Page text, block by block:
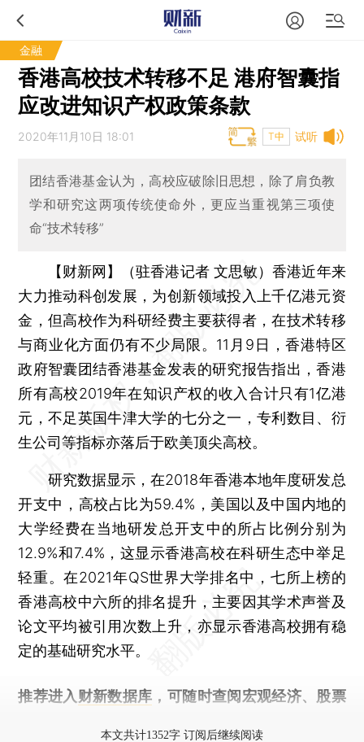
金融
香港高校技术转移不足 港府智囊指
应改进知识产权政策条款
试听
2020年11月10日 18:01 T中
团结香港基金认为，高校应破除旧思想，除了肩负教
学和研究这两项传统使命外，更应当重视第三项使
命“技术转移”
【财新网】（驻香港记者 文思敏）香港近年来
大力推动科创发展，为创新领域投入上千亿港元资
金，但高校作为科研经费主要获得者，在技术转移
与商业化方面仍有不少局限。11月9日，香港特区
政府智囊团结香港基金发表的研究报告指出，香港
所有高校2019年在知识产权的收入合计只有1亿港
元，不足英国牛津大学的七分之一，专利数目、衍
生公司等指标亦落后于欧美顶尖高校。
研究数据显示，在2018年香港本地年度研发总
开支中，高校占比为59.4%，美国以及中国内地的
大学经费在当地研发总开支中的所占比例分别为
12.9%和7.4%，这显示香港高校在科研生态中举足
轻重。在2021年QS世界大学排名中，七所上榜的
香港高校中六所的排名提升，主要因其学术声誉及
论文平均被引用次数上升，亦显示香港高校拥有稳
定的基础研究水平。
推荐进入 财新数据库 ，可随时查阅宏观经济、股票
本文共计1352字 订阅后继续阅读